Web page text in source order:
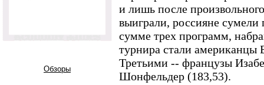
Обзоры
и лишь после
выиграли, россияне сумели
сумме трех программ,
турнира стали американцы
Третьими -- французы
Шонфельдер (183,53).